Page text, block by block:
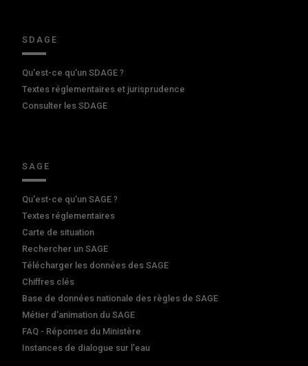
SDAGE
Qu'est-ce qu'un SDAGE ?
Textes réglementaires et jurisprudence
Consulter les SDAGE
SAGE
Qu'est-ce qu'un SAGE ?
Textes réglementaires
Carte de situation
Rechercher un SAGE
Télécharger les données des SAGE
Chiffres clés
Base de données nationale des règles de SAGE
Métier d'animation du SAGE
FAQ - Réponses du Ministère
Instances de dialogue sur l'eau